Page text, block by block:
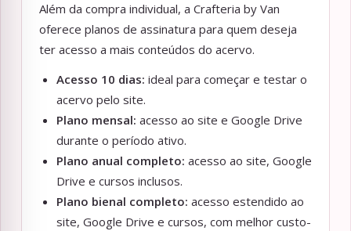
Além da compra individual, a Crafteria by Van
oferece planos de assinatura para quem deseja
ter acesso a mais conteúdos do acervo.
Acesso 10 dias: ideal para começar e testar o
acervo pelo site.
Plano mensal: acesso ao site e Google Drive
durante o período ativo.
Plano anual completo: acesso ao site, Google
Drive e cursos inclusos.
Plano bienal completo: acesso estendido ao
site, Google Drive e cursos, com melhor custo-